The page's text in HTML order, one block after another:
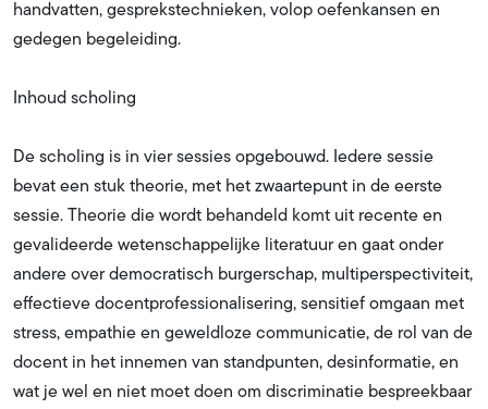
handvatten, gesprekstechnieken, volop oefenkansen en
gedegen begeleiding.
Inhoud scholing
De scholing is in vier sessies opgebouwd. Iedere sessie
bevat een stuk theorie, met het zwaartepunt in de eerste
sessie. Theorie die wordt behandeld komt uit recente en
gevalideerde wetenschappelijke literatuur en gaat onder
andere over democratisch burgerschap, multiperspectiviteit,
effectieve docentprofessionalisering, sensitief omgaan met
stress, empathie en geweldloze communicatie, de rol van de
docent in het innemen van standpunten, desinformatie, en
wat je wel en niet moet doen om discriminatie bespreekbaar